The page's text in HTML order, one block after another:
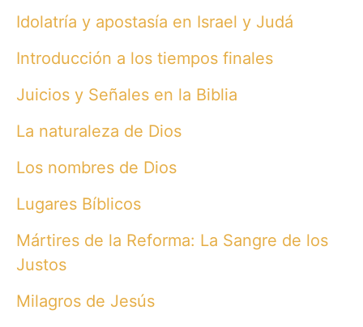
Idolatría y apostasía en Israel y Judá
Introducción a los tiempos finales
Juicios y Señales en la Biblia
La naturaleza de Dios
Los nombres de Dios
Lugares Bíblicos
Mártires de la Reforma: La Sangre de los
Justos
Milagros de Jesús